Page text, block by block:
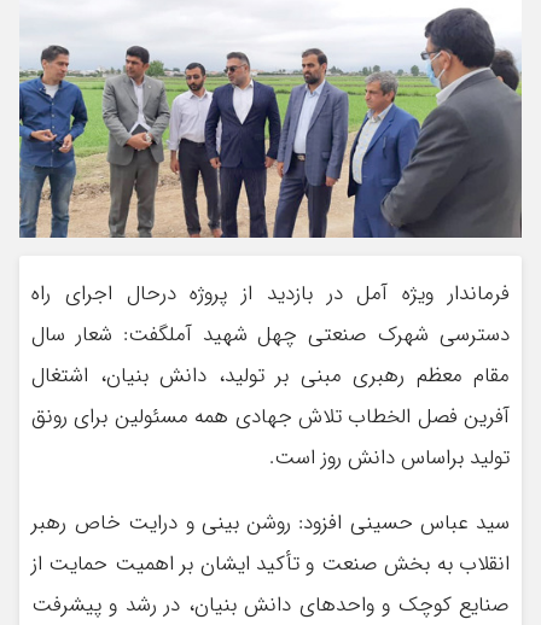
فرماندار ویژه آمل در بازديد از پروژه درحال اجرای راه
دسترسی شهرک صنعتی چهل شهيد آملگفت: شعار سال
مقام معظم رهبري مبني بر توليد، دانش بنيان، اشتغال
آفرين فصل الخطاب تلاش جهادي همه مسئولين براي رونق
توليد براساس دانش روز است.
سيد عباس حسيني افزود: روشن بيني و درايت خاص رهبر
انقلاب به بخش صنعت و تأكيد ايشان بر اهميت حمايت از
صنايع كوچك و واحدهاي دانش بنيان، در رشد و پيشرفت